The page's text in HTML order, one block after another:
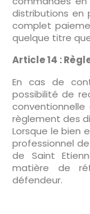
distributions en
complet
quelque titre
Article 14 :
En cas de
possibilité de
règlement des
Lorsque le bien
professionnel
de Saint
matière de
défendeur.